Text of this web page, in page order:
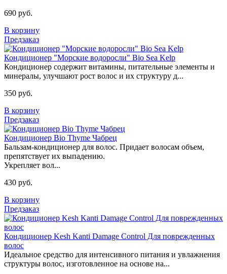
690 руб.
В корзину
Предзаказ
Кондиционер "Морские водоросли" Bio Sea Kelp
Кондиционер содержит витамины, питательные элементы и
минералы, улучшают рост волос и их структуру д...
350 руб.
В корзину
Предзаказ
Кондиционер Bio Thyme Чабрец
Бальзам-кондиционер для волос. Придает волосам объем,
препятствует их выпадению.
Укрепляет вол...
430 руб.
В корзину
Предзаказ
Кондиционер Kesh Kanti Damage Control Для поврежденных
волос
Идеальное средство для интенсивного питания и увлажнения
структуры волос, изготовленное на основе на...